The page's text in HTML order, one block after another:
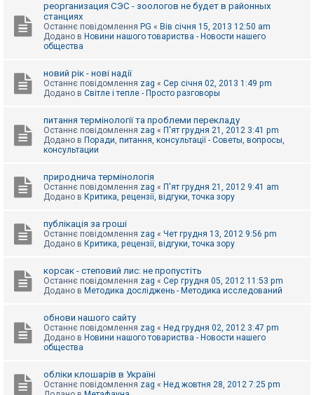
реорганизация СЭС - зоологов не будет в районных
станциях
Останнє повідомлення PG « Вів січня 15, 2013 12:50 am
Додано в Новини нашого товариства - Новости нашего
общества
новий рік - нові надії
Останнє повідомлення zag « Сер січня 02, 2013 1:49 pm
Додано в Світле і тепле - Просто разговоры
питання термінології та проблеми перекладу
Останнє повідомлення zag « П'ят грудня 21, 2012 3:41 pm
Додано в Поради, питання, консультації - Советы, вопросы,
консультации
природнича термінологія
Останнє повідомлення zag « П'ят грудня 21, 2012 9:41 am
Додано в Критика, рецензії, відгуки, точка зору
публікація за гроші
Останнє повідомлення zag « Чет грудня 13, 2012 9:56 pm
Додано в Критика, рецензії, відгуки, точка зору
корсак - степовий лис: не пропустіть
Останнє повідомлення zag « Сер грудня 05, 2012 11:53 pm
Додано в Методика досліджень - Методика исследований
обнови нашого сайту
Останнє повідомлення zag « Нед грудня 02, 2012 3:47 pm
Додано в Новини нашого товариства - Новости нашего
общества
обліки клошарів в Україні
Останнє повідомлення zag « Нед жовтня 28, 2012 7:25 pm